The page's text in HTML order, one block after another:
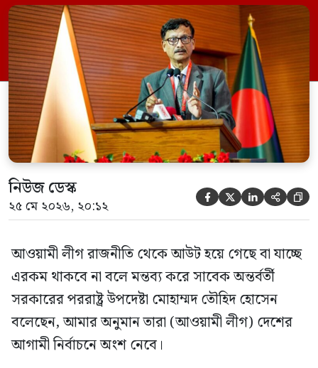
নির্বাচনে অংশ নেবে। সম্প্রতি দেশের একটি
বেসরকারি টেলিভিশনে দেয়া সাক্ষাৎকারে তিনি
এসব কথা বলেন। আওয়ামী লীগ সরকারের সময়
হওয়া অত্যাচার-নিপীড়ন মানুষ ভুলে যাবে এমন
[…]
নিউজ ডেস্ক
২৫ মে ২০২৬, ২০:১২     
আওয়ামী লীগ রাজনীতি থেকে আউট হয়ে গেছে বা যাচ্ছে
এরকম থাকবে না বলে মন্তব্য করে সাবেক অন্তর্বর্তী
সরকারের পররাষ্ট্র উপদেষ্টা মোহাম্মদ তৌহিদ হোসেন
বলেছেন, আমার অনুমান তারা (আওয়ামী লীগ) দেশের
আগামী নির্বাচনে অংশ নেবে।